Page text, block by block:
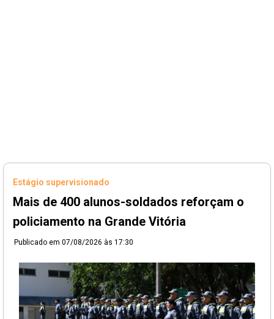
Estágio supervisionado
Mais de 400 alunos-soldados reforçam o
policiamento na Grande Vitória
Publicado em 07/08/2026 às 17:30